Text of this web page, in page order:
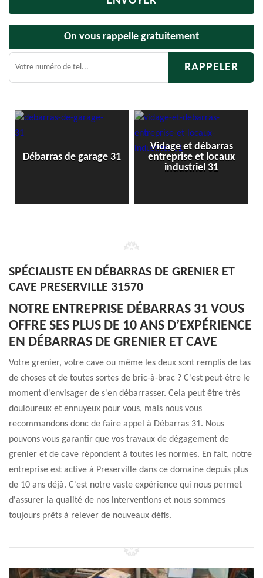
On vous rappelle gratuitement
de garage 31
Vidage et débarras
entreprise et locaux
industriel 31
SPÉCIALISTE EN DÉBARRAS DE GRENIER ET
CAVE PRESERVILLE 31570
NOTRE ENTREPRISE DÉBARRAS 31 VOUS
OFFRE SES PLUS DE 10 ANS D’EXPÉRIENCE
EN DÉBARRAS DE GRENIER ET CAVE
Votre grenier, votre cave ou même les deux sont remplis de tas
de choses et de toutes sortes de bric-à-brac ? C'est peut-être le
moment d'envisager de s'en débarrasser. Cela peut être très
douloureux et ennuyeux pour vous, mais nous vous
recommandons donc de faire appel à Débarras 31. Nous
pouvons vous garantir que vos travaux de dégagement de
grenier et de cave répondent à toutes les normes. En fait, notre
entreprise est active à Preserville dans ce domaine depuis plus
de 10 ans déjà. C'est notre vaste expérience qui nous permet
d'assurer la qualité de nos interventions et nous sommes
toujours prêts à relever de nouveaux défis.